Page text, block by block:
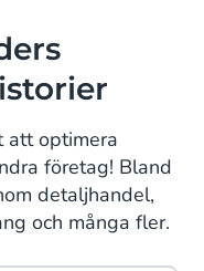
att optimera
företag! Bland
detaljhandel,
och många fler.